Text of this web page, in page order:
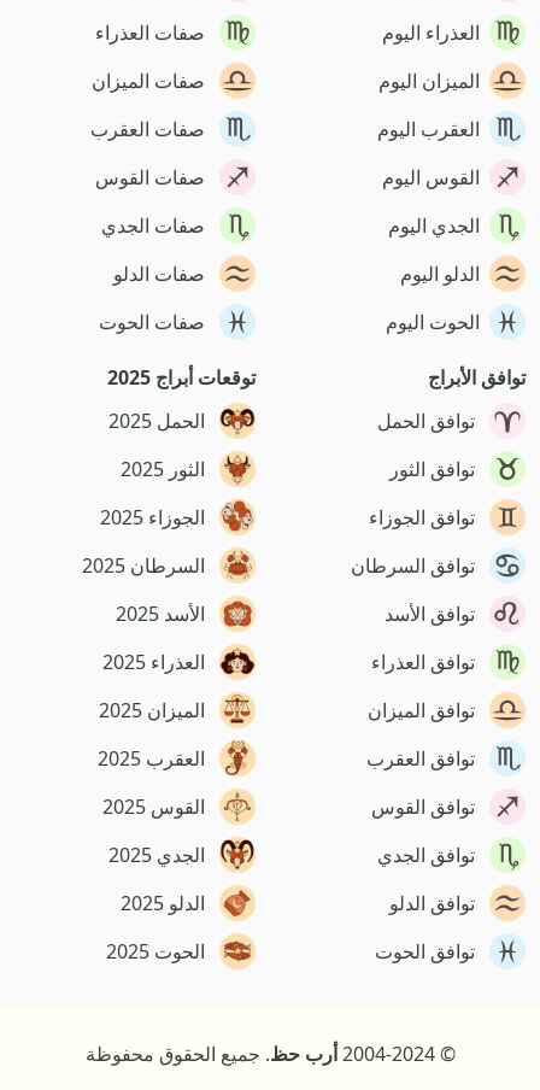
العذراء اليوم
الميزان اليوم
العقرب اليوم
القوس اليوم
الجدي اليوم
الدلو اليوم
الحوت اليوم
صفات العذراء
صفات الميزان
صفات العقرب
صفات القوس
صفات الجدي
صفات الدلو
صفات الحوت
توافق الأبراج
توافق الحمل
توافق الثور
توافق الجوزاء
توافق السرطان
توافق الأسد
توافق العذراء
توافق الميزان
توافق العقرب
توافق القوس
توافق الجدي
توافق الدلو
توافق الحوت
توقعات أبراج 2025
الحمل 2025
الثور 2025
الجوزاء 2025
السرطان 2025
الأسد 2025
العذراء 2025
الميزان 2025
العقرب 2025
القوس 2025
الجدي 2025
الدلو 2025
الحوت 2025
© 2004-2024 أرب حظ. جميع الحقوق محفوظة